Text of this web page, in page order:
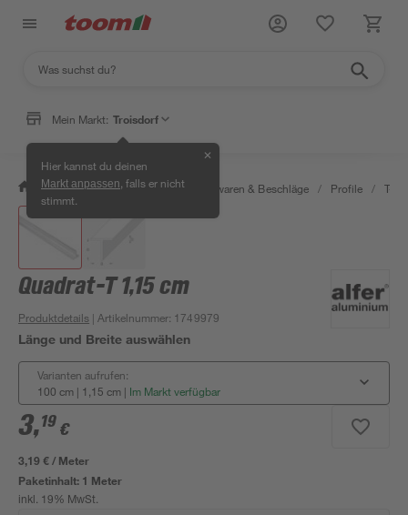
Mein Markt: Troisdorf
Hier kannst du deinen
Markt anpassen , falls er nicht
stimmt.
✕
/ Werkstatt & Maschinen / Eisenwaren & Beschläge / Profile / T-
Quadrat-T 1,15 cm
Produktdetails | Artikelnummer: 1749979
Länge und Breite auswählen
Varianten aufrufen:
100 cm | 1,15 cm | Im Markt verfügbar
3,19 €
3,19 € / Meter
Paketinhalt: 1 Meter
inkl. 19% MwSt.